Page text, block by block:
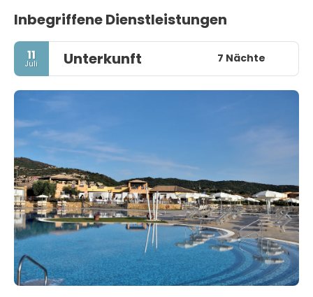
Inbegriffene Dienstleistungen
11
Juli Unterkunft 7 Nächte